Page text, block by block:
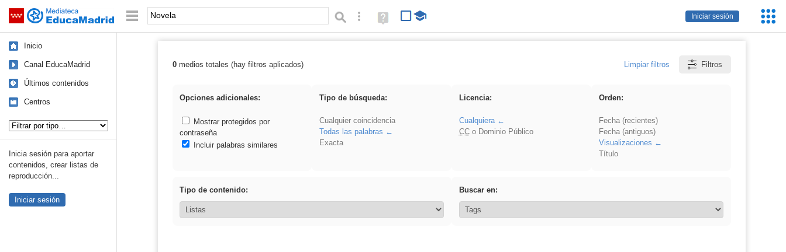
Saltar navegación
Iniciar sesión
Palabra o frase: Búsqueda avanzada
Ayuda
(en
Inicio
Canal EducaMadrid
Últimos contenidos
Centros
Inicia sesión para aportar
contenidos, crear listas de
reproducción...
Iniciar sesión
Resultados de: Novela
0medios totales (hay filtros aplicados) Limpiar filtros Filtros
Opciones adicionales:
Mostrar protegidos por
contraseña
Incluir palabras similares
Tipo de búsqueda:
Cualquier coincidencia
Todas las palabras
Exacta
Licencia:
Cualquiera
CCo Dominio Público
Orden:
Fecha (recientes)
Fecha (antiguos)
Visualizaciones
Título
Tipo de contenido: Buscar en: